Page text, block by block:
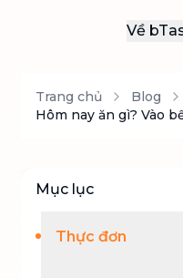
Về
Trang chủ Blog
Hôm nay ăn gì? Vào
Mục lục
Thực đơn